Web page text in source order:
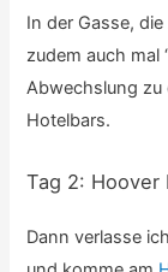
In der Gasse,
zudem auch mal
Abwechslung zu
Hotelbars.
Tag 2: Hoover
Dann verlasse